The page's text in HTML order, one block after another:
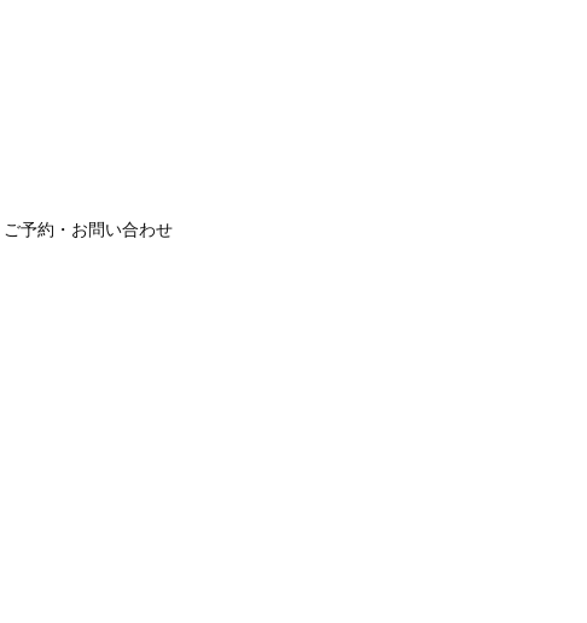
ご予約・お問い合わせ